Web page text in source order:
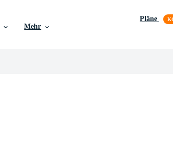
Mehr
Pläne